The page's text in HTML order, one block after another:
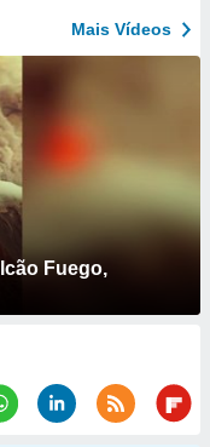
Mais Vídeos
Fuego,